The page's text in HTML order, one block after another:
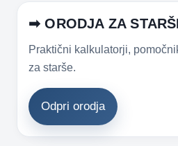
➡ ORODJA ZA
Praktični kalkulatorji,
za starše.
Odpri orodja